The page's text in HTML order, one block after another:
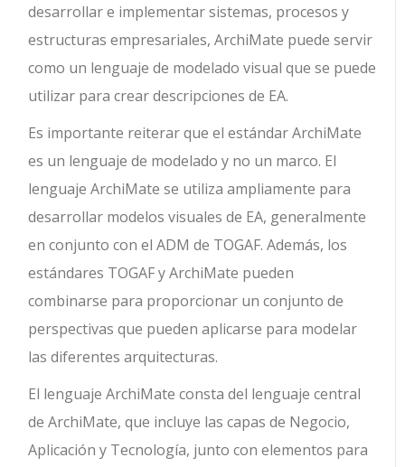
desarrollar e implementar sistemas, procesos y
estructuras empresariales, ArchiMate puede servir
como un lenguaje de modelado visual que se puede
utilizar para crear descripciones de EA.
Es importante reiterar que el estándar ArchiMate
es un lenguaje de modelado y no un marco. El
lenguaje ArchiMate se utiliza ampliamente para
desarrollar modelos visuales de EA, generalmente
en conjunto con el ADM de TOGAF. Además, los
estándares TOGAF y ArchiMate pueden
combinarse para proporcionar un conjunto de
perspectivas que pueden aplicarse para modelar
las diferentes arquitecturas.
El lenguaje ArchiMate consta del lenguaje central
de ArchiMate, que incluye las capas de Negocio,
Aplicación y Tecnología, junto con elementos para